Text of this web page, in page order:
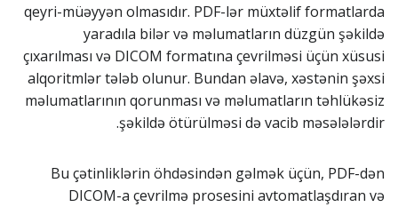
qeyri-müəyyən olmasıdır. PDF-lər müxtəlif formatlarda
yaradıla bilər və məlumatların düzgün şəkildə
çıxarılması və DICOM formatına çevrilməsi üçün xüsusi
alqoritmlər tələb olunur. Bundan əlavə, xəstənin şəxsi
məlumatlarının qorunması və məlumatların təhlükəsiz
şəkildə ötürülməsi də vacib məsələlərdir.
Bu çətinliklərin öhdəsindən gəlmək üçün, PDF-dən
DICOM-a çevrilmə prosesini avtomatlaşdıran və